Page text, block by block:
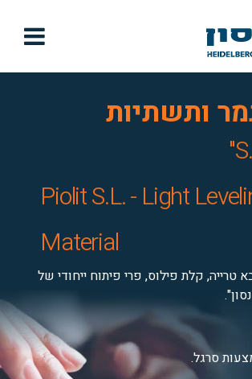

ותשתיות
Piolit S.L. - Light
Material
טרייה, קלת פילוס, פרי פיתוח ייחודי של
סרגל.